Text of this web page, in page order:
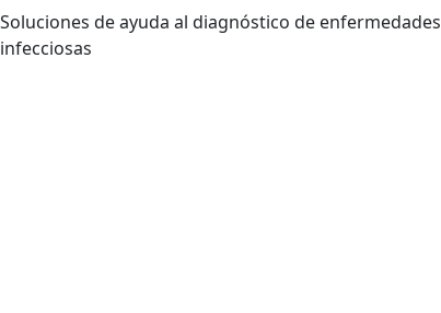
Pasar al contenido principal
Soluciones de ayuda al diagnóstico de enfermedades
infecciosas